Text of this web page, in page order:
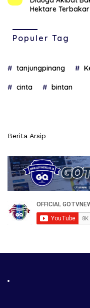
Hektare
Populer Tag
tanjungpinang
cinta bintan
Berita Arsip